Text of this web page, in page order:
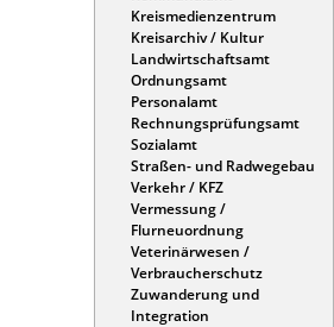
Kreismedienzentrum
Kreisarchiv / Kultur
Landwirtschaftsamt
Ordnungsamt
Personalamt
Rechnungsprüfungsamt
Sozialamt
Straßen- und Radwegebau
Verkehr / KFZ
Vermessung /
Flurneuordnung
Veterinärwesen /
Verbraucherschutz
Zuwanderung und
Integration